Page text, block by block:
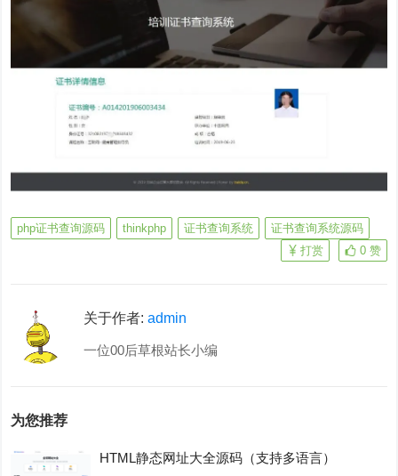
php证书查询源码 thinkphp 证书查询系统
证书查询系统源码
0 赞
打赏
关于作者:admin
一位00后草根站长小编
为您推荐
HTML静态网址大全源码（支持多语言）